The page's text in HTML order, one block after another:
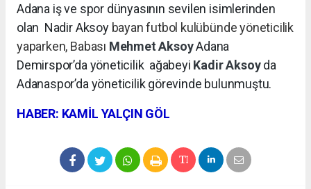
Adana iş ve spor dünyasının sevilen isimlerinden
olan Nadir Aksoy bayan futbol kulübünde yöneticilik
yaparken, Babası Mehmet AksoyAdana
Demirspor’da yöneticilik ağabeyi Kadir Aksoyda
Adanaspor’da yöneticilik görevinde bulunmuştu.
HABER: KAMİL YALÇIN GÖL